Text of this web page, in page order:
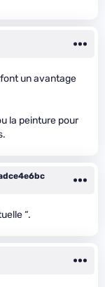
un avantage
la peinture pour
“.